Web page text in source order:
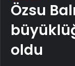
Özsu
oldu